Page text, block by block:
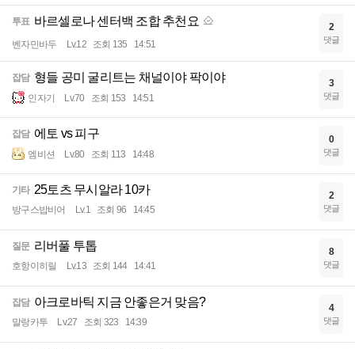
투표 바르셀로나 센터백 조합 추천요
벤자민바두 Lv.12 조회 135 14:51
2
댓글
잡담 형들 공미 굴리트는 채널이야 팍이야
인자기 Lv.70 조회 153 14:51
3
댓글
잡담 에토 vs 피구
엠비션 Lv.80 조회 113 14:48
0
댓글
기타 25토츠 무시알라 10카
방구스밥비어 Lv.1 조회 96 14:45
2
댓글
질문 리버풀 투톱
호항이히릴 Lv.13 조회 144 14:41
8
댓글
잡담 아크로바틱 지금 안좋은거 맞음?
말랑카투 Lv.27 조회 323 14:39
4
댓글